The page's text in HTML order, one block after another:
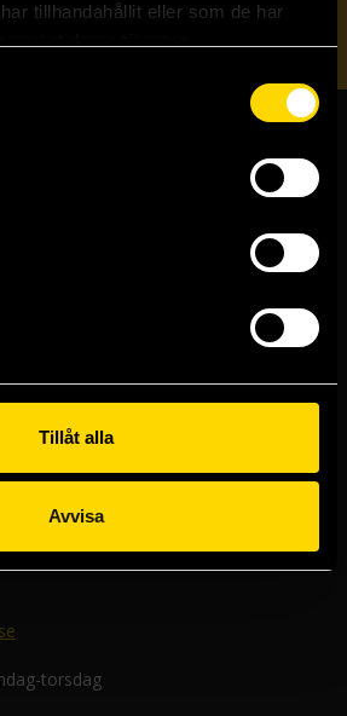
tillhandahållit eller som de har
Tillåt alla
Avvisa
Skicka
torsdag